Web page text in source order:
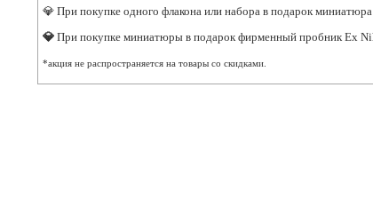
💎 При покупке одного флакона или набора в подарок
💎 При покупке миниатюры в подарок фирменный пробник Ex
*акция не распространяется на товары со скидками.